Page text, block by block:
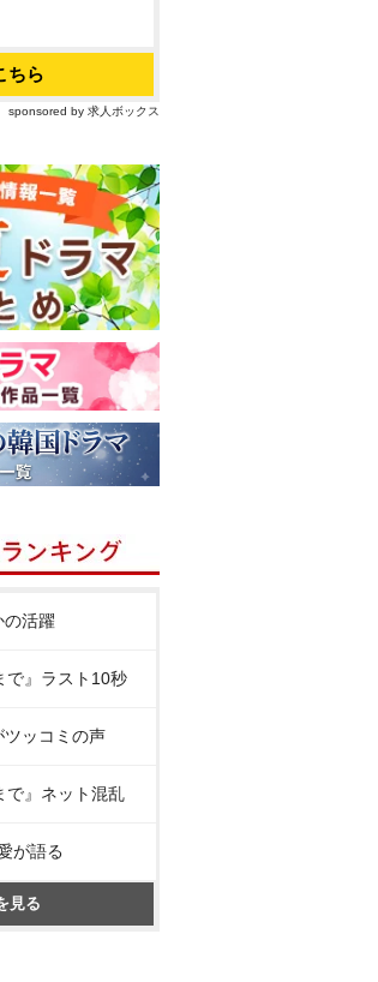
ちら
sponsored by 求人ボックス
の活躍
で』ラスト10秒
ツッコミの声
で』ネット混乱
が語る
見る